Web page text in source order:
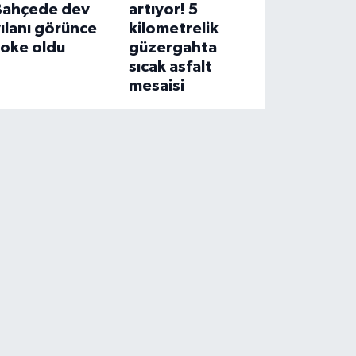
dev
görünce
oldu
artıyor! 5
kilometrelik
güzergahta
sıcak asfalt
mesaisi